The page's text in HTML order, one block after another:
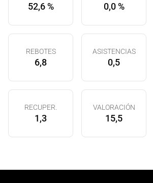
52,6 % 0,0 %
REBOTES
6,8
ASISTENCIAS
0,5
RECUPER.
1,3
VALORACIÓN
15,5